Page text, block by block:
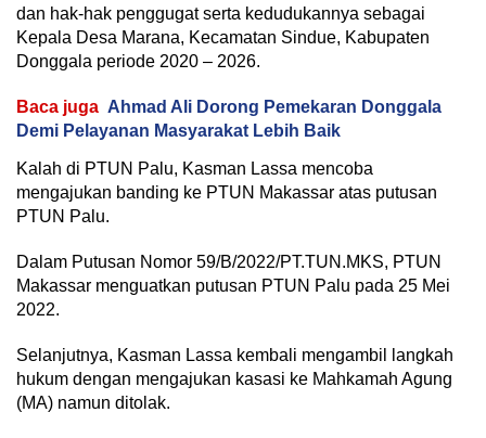
dan hak-hak penggugat serta kedudukannya sebagai
Kepala Desa Marana, Kecamatan Sindue, Kabupaten
Donggala periode 2020 – 2026.
Baca juga Ahmad Ali Dorong Pemekaran Donggala
Demi Pelayanan Masyarakat Lebih Baik
Kalah di PTUN Palu, Kasman Lassa mencoba
mengajukan banding ke PTUN Makassar atas putusan
PTUN Palu.
Dalam Putusan Nomor 59/B/2022/PT.TUN.MKS, PTUN
Makassar menguatkan putusan PTUN Palu pada 25 Mei
2022.
Selanjutnya, Kasman Lassa kembali mengambil langkah
hukum dengan mengajukan kasasi ke Mahkamah Agung
(MA) namun ditolak.